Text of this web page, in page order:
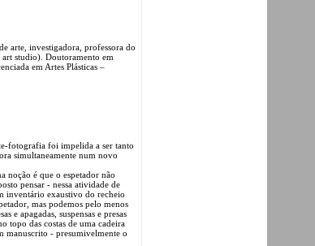
arte, investigadora, professora do
studio). Doutoramento em
em Artes Plásticas –
fotografia foi impelida a ser tanto
simultaneamente num novo
é que o espetador não
pensar - nessa atividade de
inventário exaustivo do recheio
mas podemos pelo menos
e apagadas, suspensas e presas
topo das costas de uma cadeira
manuscrito - presumivelmente o